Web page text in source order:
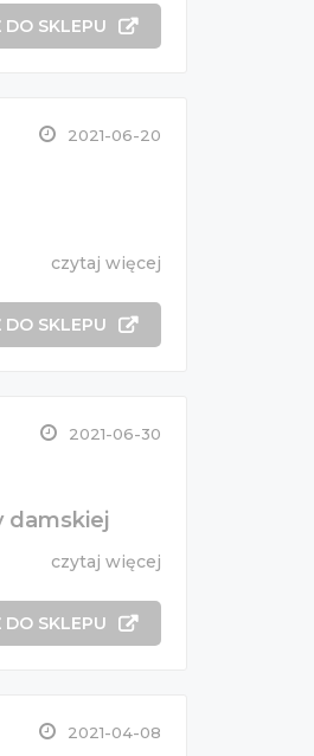
DO SKLEPU
2021-06-20
czytaj więcej
DO SKLEPU
2021-06-30
damskiej
czytaj więcej
DO SKLEPU
2021-04-08